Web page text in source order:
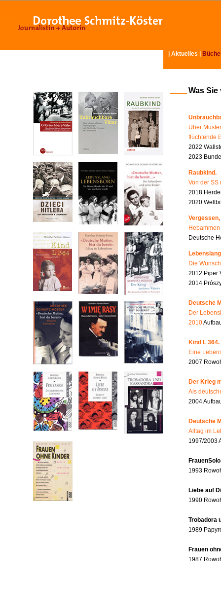
Aktuelles
Was
Über
flüchtende
2022
2023
Raubkind.
Von der SS
2018
2020
Deutsche
Die
2012 Piper
2014
Deutsche
Der
2010
Kind L 364.
Eine
2007
Der Krieg
Als
2004
Deutsche
Alltag im
1997/2003
1993
Liebe auf
1990
Trobadora
1989
Frauen
1987